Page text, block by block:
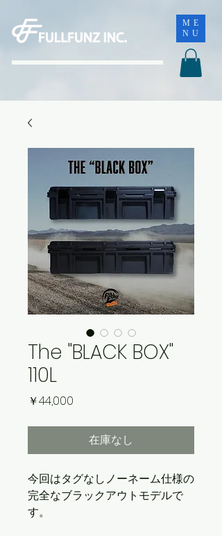
ME
NU
The "BLACK BOX"
110L
￥44,000
在庫なし
今回はタグなしノーネーム仕様の
完全なブラックアウトモデルで
す。